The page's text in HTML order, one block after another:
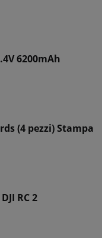
6200mAh
(4 pezzi) Stampa
RC 2